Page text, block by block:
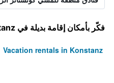
فكّر بأمكان إقامة بديلة في Konstanz
Vacation rentals in Konstanz